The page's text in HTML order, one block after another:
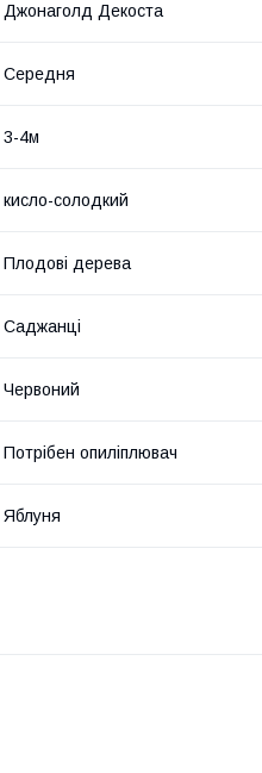
Джонаголд Декоста
Середня
3-4м
кисло-солодкий
Плодові дерева
Саджанці
Червоний
Потрібен опиліплювач
Яблуня